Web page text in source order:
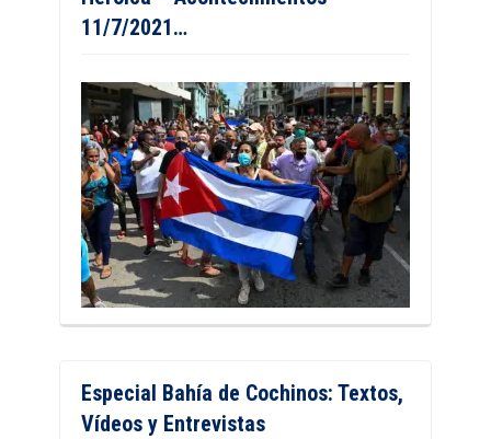
11/7/2021…
Especial Bahía de Cochinos: Textos,
Vídeos y Entrevistas